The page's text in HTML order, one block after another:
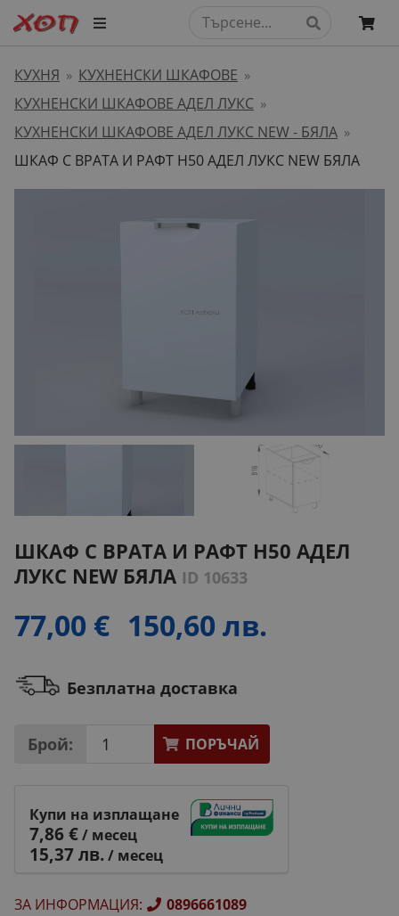
КУХНЯ » КУХНЕНСКИ ШКАФОВЕ »
КУХНЕНСКИ ШКАФОВЕ АДЕЛ ЛУКС »
КУХНЕНСКИ ШКАФОВЕ АДЕЛ ЛУКС NEW - БЯЛА »
ШКАФ С ВРАТА И РАФТ H50 АДЕЛ ЛУКС NEW БЯЛА
ШКАФ С ВРАТА И РАФТ H50 АДЕЛ
ЛУКС NEW БЯЛА ID 10633
77,00 € 150,60 лв.
Безплатна доставка
Брой: ПОРЪЧАЙ
Купи на изплащане
7,86 €/ месец
15,37 лв./ месец
ЗА ИНФОРМАЦИЯ: 0896661089